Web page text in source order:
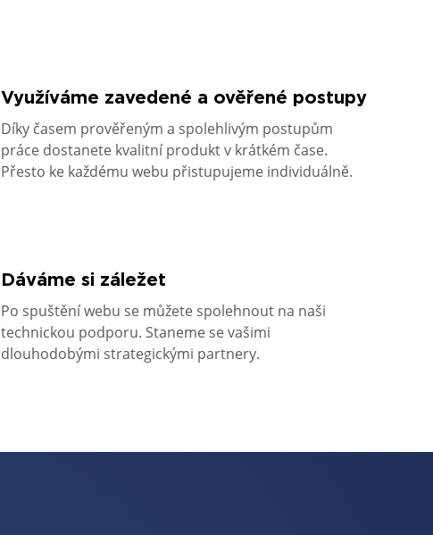
Využíváme zavedené a ověřené postupy
Díky časem prověřeným a spolehlivým postupům
práce dostanete kvalitní produkt v krátkém čase.
Přesto ke každému webu přistupujeme individuálně.
Dáváme si záležet
Po spuštění webu se můžete spolehnout na naši
technickou podporu. Staneme se vašimi
dlouhodobými strategickými partnery.